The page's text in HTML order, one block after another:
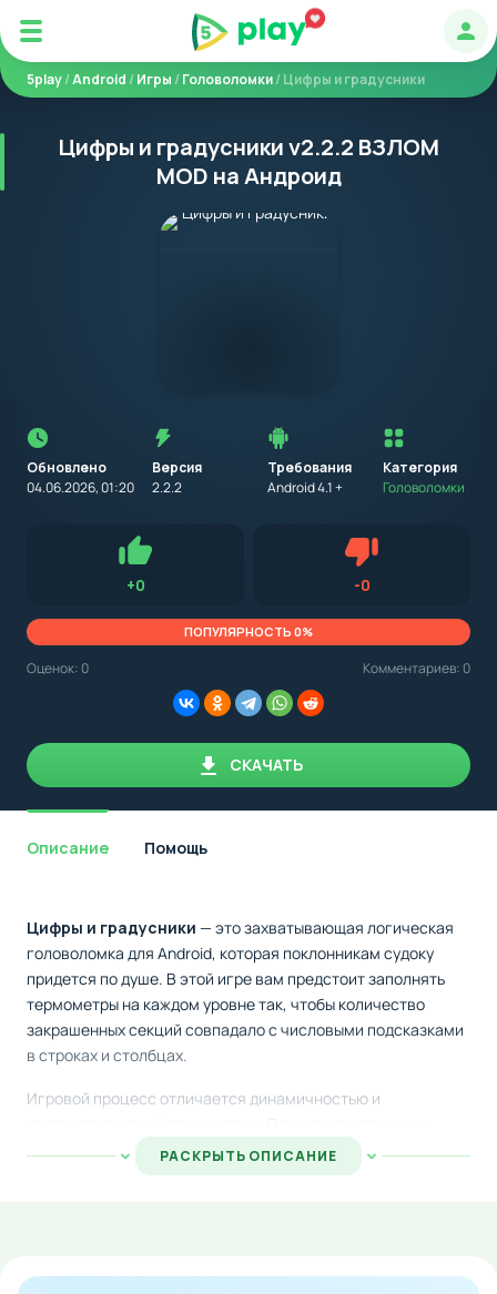
5play/Android /Игры /Головоломки/ Цифры и градусники
Цифры и градусники v2.2.2 ВЗЛОМ
MOD на Андроид
Обновлено
04.06.2026, 01:20
Версия
2.2.2
Требования
Android 4.1 +
установкой
приложения
на
устройство
с
указываем
минимальные
необходимые
Категория
Головоломки
обращать внимание на установленную версию Android
OS. Мы указываем минимально необходимую версию для
+0Нравится -0Не нравится
ПОПУЛЯРНОСТЬ 0%
Оценок: 0 Комментариев: 0
СКАЧАТЬ
Описание Помощь
Цифры и градусники — это захватывающая логическая
головоломка для Android, которая поклонникам судоку
придется по душе. В этой игре вам предстоит заполнять
термометры на каждом уровне так, чтобы количество
закрашенных секций совпадало с числовыми подсказками
в строках и столбцах.
Игровой процесс отличается динамичностью и
размеры игрового поля увеличиваются, а задачи
становятся все более запутанными. Разработчики
РАСКРЫТЬ ОПИСАНИЕ